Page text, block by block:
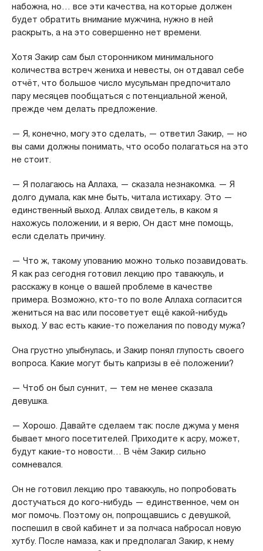
набожна, но… все эти качества, на которые должен
будет обратить внимание мужчина, нужно в ней
раскрыть, а на это совершенно нет времени.
Хотя Закир сам был сторонником минимального
количества встреч жениха и невесты, он отдавал себе
отчёт, что большое число мусульман предпочитало
пару месяцев пообщаться с потенциальной женой,
прежде чем делать предложение.
— Я, конечно, могу это сделать, — ответил Закир, — но
вы сами должны понимать, что особо полагаться на это
не стоит.
— Я полагаюсь на Аллаха, — сказала незнакомка. — Я
долго думала, как мне быть, читала истихару. Это —
единственный выход. Аллах свидетель, в каком я
нахожусь положении, и я верю, Он даст мне помощь,
если сделать причину.
— Что ж, такому упованию можно только позавидовать.
Я как раз сегодня готовил лекцию про таваккуль, и
расскажу в конце о вашей проблеме в качестве
примера. Возможно, кто-то по воле Аллаха согласится
жениться на вас или посоветует ещё какой-нибудь
выход. У вас есть какие-то пожелания по поводу мужа?
Она грустно улыбнулась, и Закир понял глупость своего
вопроса. Какие могут быть капризы в её положении?
— Чтоб он был суннит, — тем не менее сказала
девушка.
— Хорошо. Давайте сделаем так: после джума у меня
бывает много посетителей. Приходите к асру, может,
будут какие-то новости… В чём Закир сильно
сомневался.
Он не готовил лекцию про таваккуль, но попробовать
достучаться до кого-нибудь — единственное, чем он
мог помочь. Поэтому он, попрощавшись с девушкой,
поспешил в свой кабинет и за полчаса набросал новую
хутбу. После намаза, как и предполагал Закир, к нему